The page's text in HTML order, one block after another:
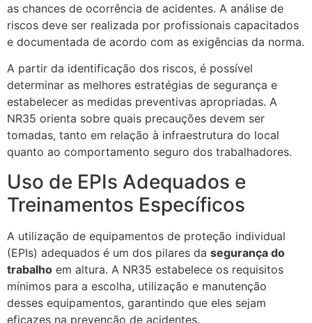
as chances de ocorrência de acidentes. A análise de
riscos deve ser realizada por profissionais capacitados
e documentada de acordo com as exigências da norma.
A partir da identificação dos riscos, é possível
determinar as melhores estratégias de segurança e
estabelecer as medidas preventivas apropriadas. A
NR35 orienta sobre quais precauções devem ser
tomadas, tanto em relação à infraestrutura do local
quanto ao comportamento seguro dos trabalhadores.
Uso de EPIs Adequados e
Treinamentos Específicos
A utilização de equipamentos de proteção individual
(EPIs) adequados é um dos pilares da segurança do
trabalho em altura. A NR35 estabelece os requisitos
mínimos para a escolha, utilização e manutenção
desses equipamentos, garantindo que eles sejam
eficazes na prevenção de acidentes.